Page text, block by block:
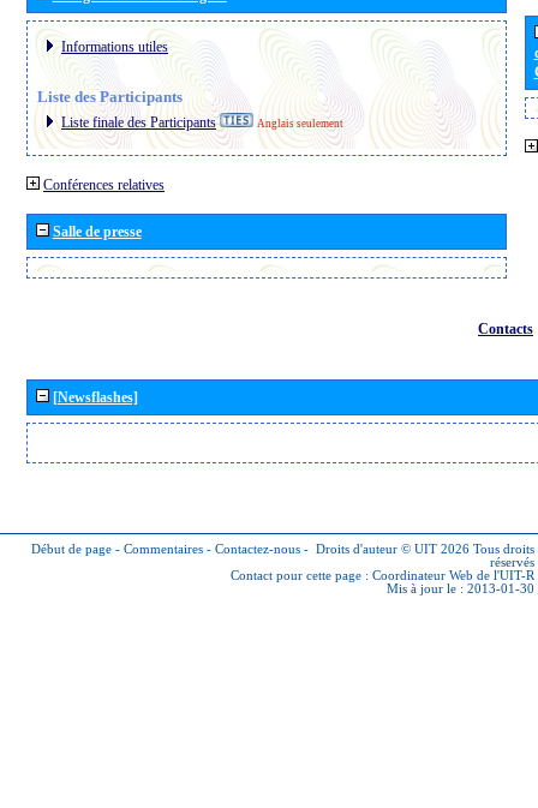
Informations utiles
Liste des Participants
Liste finale des Participants Anglais seulement
Conférences relatives
Salle de presse
Contacts
[Newsflashes]
Début de page - Commentaires - Contactez-nous - Droits d'auteur © UIT 2026 Tous droits
réservés
Contact pour cette page : Coordinateur Web de l'UIT-R
Mis à jour le : 2013-01-30